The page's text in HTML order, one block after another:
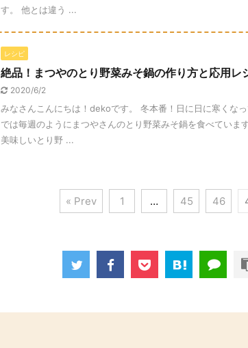
す。 他とは違う ...
レシピ
絶品！まつやのとり野菜みそ鍋の作り方と応用レ
2020/6/2
みなさんこんにちは！dekoです。 冬本番！日に日に寒くな
では毎週のようにまつやさんのとり野菜みそ鍋を食べていま
美味しいとり野 ...
« Prev 1 … 45 46